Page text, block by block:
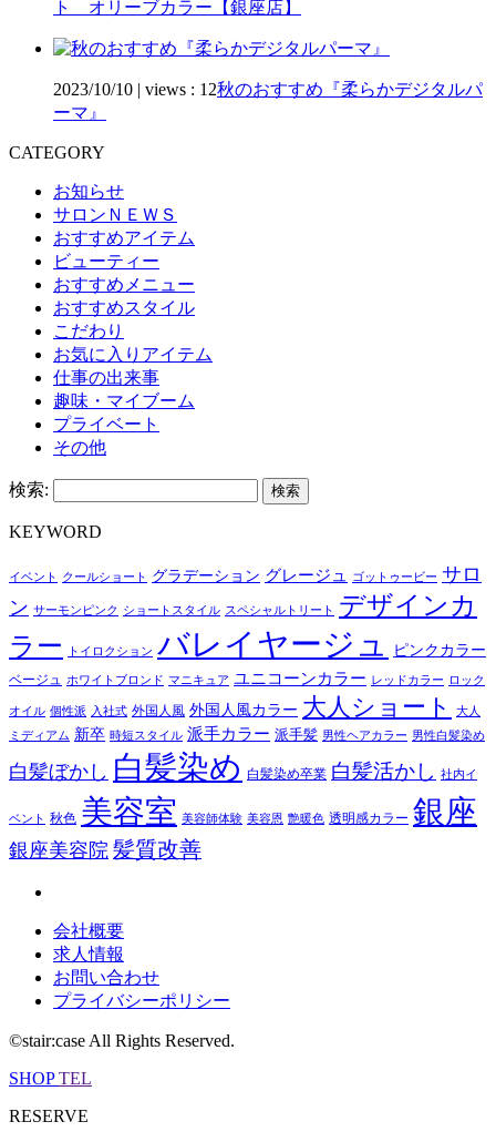
ト オリーブカラー【銀座店】
2023/10/10 | views : 12秋のおすすめ『柔らかデジタルパ
ーマ』
CATEGORY
お知らせ
サロンＮＥＷＳ
おすすめアイテム
ビューティー
おすすめメニュー
おすすめスタイル
こだわり
お気に入りアイテム
仕事の出来事
趣味・マイブーム
プライベート
その他
検索:
KEYWORD
イベント クールショート グラデーション グレージュ ゴットゥービー サロ
ン サーモンピンク ショートスタイル スペシャルトリート
デザインカ
ラー
トイロクション バレイヤージュ ピンクカラー
ベージュ ホワイトブロンド マニキュア ユニコーンカラー レッドカラー ロック
オイル 個性派 入社式 外国人風 外国人風カラー 大人ショート
大人
ミディアム 新卒 時短スタイル 派手カラー 派手髪 男性ヘアカラー 男性白髪染め
白髪ぼかし 白髪染め 白髪染め卒業 白髪活かし 社内イ
ベント 秋色 美容室 美容師体験 美容恩 艶暖色 透明感カラー 銀座
銀座美容院 髪質改善
会社概要
求人情報
お問い合わせ
プライバシーポリシー
©stair:case All Rights Reserved.
SHOPTEL
RESERVE